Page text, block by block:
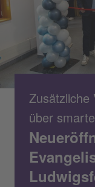
Zusätzliche
über